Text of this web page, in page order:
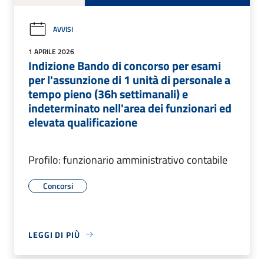
AVVISI
1 APRILE 2026
Indizione Bando di concorso per esami
per l'assunzione di 1 unità di personale a
tempo pieno (36h settimanali) e
indeterminato nell'area dei funzionari ed
elevata qualificazione
Profilo: funzionario amministrativo contabile
Concorsi
LEGGI DI PIÙ